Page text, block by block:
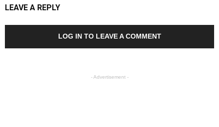
LEAVE A REPLY
LOG IN TO LEAVE A COMMENT
- Advertisement -